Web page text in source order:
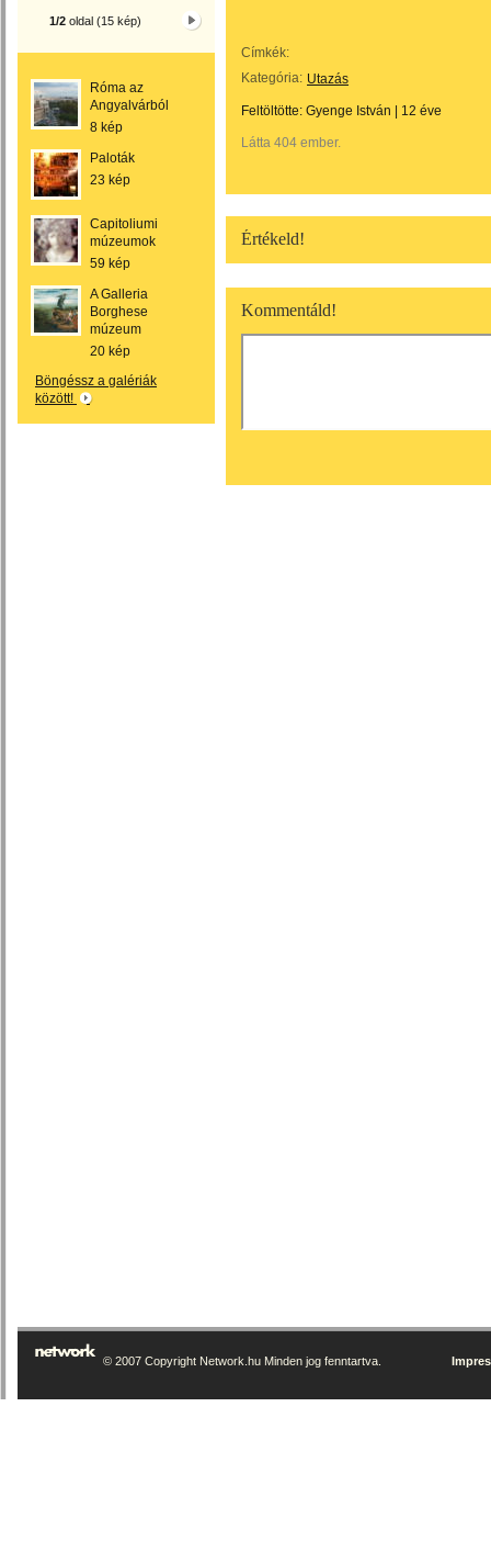
1/2 oldal (15 kép)
Róma az
Angyalvárból
8 kép
Paloták
23 kép
Capitoliumi
múzeumok
59 kép
A Galleria
Borghese
múzeum
20 kép
Böngéssz a galériák
között!
Címkék:
Kategória: Utazás
Feltöltötte: Gyenge István 12 éve
Látta 404 ember.
Értékeld!
Kommentáld!
© 2007 Copyright Network.hu Minden jog fenntartva.